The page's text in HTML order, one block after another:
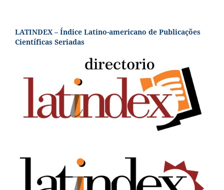
LATINDEX – Índice Latino-americano de Publicações
Científicas Seriadas